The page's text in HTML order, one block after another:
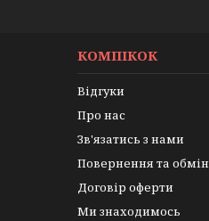
КОМПІКОК
Відгуки
Про нас
Зв'язатись з нами
Повернення та обмін
Договір оферти
Ми знаходимось